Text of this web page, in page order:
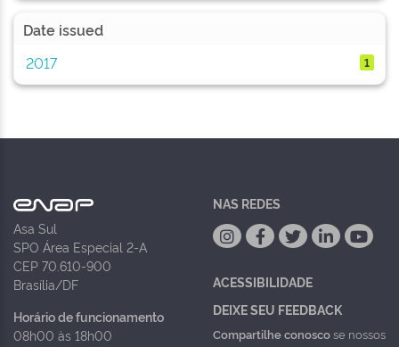
Date issued
2017
1
Asa Sul
SPO Área Especial 2-A
CEP 70.610-900
Brasília/DF
Horário de funcionamento
08h00 às 18h00
NAS REDES
ACESSIBILIDADE
DEIXE SEU FEEDBACK
Compartilhe conoscose nossos